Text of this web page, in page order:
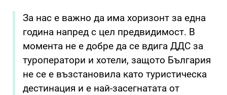
За нас е важно да има хоризонт за една
година напред с цел предвидимост. В
момента не е добре да се вдига ДДС за
туроператори и хотели, защото България
не се е възстановила като туристическа
дестинация и е най-засегнатата от